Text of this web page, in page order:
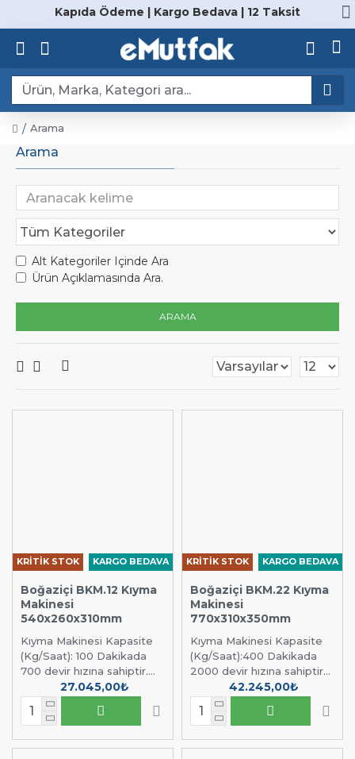
Kapıda Ödeme | Kargo Bedava | 12 Taksit
Arama
Arama
Alt Kategoriler Içinde Ara
Ürün Açıklamasında Ara.
ARAMA
KARGO BEDAVA
KRİTİK STOK
Boğaziçi BKM.12 Kıyma
Makinesi
540x260x310mm
Kıyma Makinesi Kapasite
(Kg/Saat): 100 Dakikada
700 devir hızına sahiptir....
27.045,00₺
KARGO BEDAVA
KRİTİK STOK
Boğaziçi BKM.22 Kıyma
Makinesi
770x310x350mm
Kıyma Makinesi Kapasite
(Kg/Saat):400 Dakikada
2000 devir hızına sahiptir...
42.245,00₺